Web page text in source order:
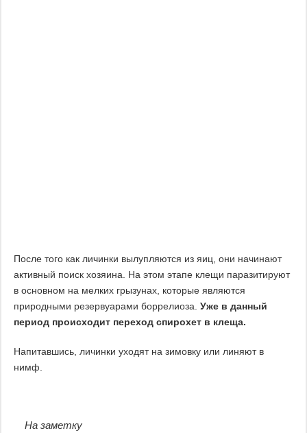
После того как личинки вылупляются из яиц, они начинают
активный поиск хозяина. На этом этапе клещи паразитируют
в основном на мелких грызунах, которые являются
природными резервуарами боррелиоза. Уже в данный
период происходит переход спирохет в клеща.
Напитавшись, личинки уходят на зимовку или линяют в
нимф.
На заметку